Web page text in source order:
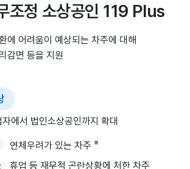
조정 소상공인 119 Plus
에 어려움이 예상되는 차주에 대해
감면 등을 지원
에서 법인소상공인까지 확대
연체우려가 있는 차주 ※
휴업 등 재무적 곤란상황에 처한 차주